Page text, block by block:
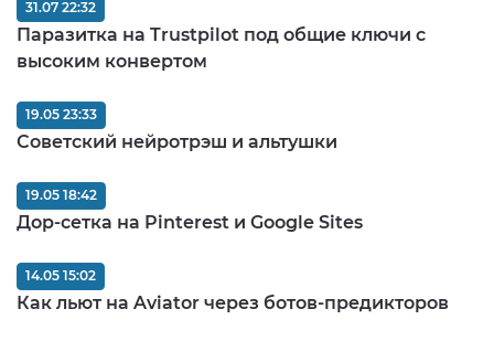
Паразитка на Trustpilot под общие ключи с
высоким конвертом
31.07 22:32
Советский нейротрэш и альтушки
19.05 23:33
Дор-сетка на Pinterest и Google Sites
19.05 18:42
Как льют на Aviator через ботов-предикторов
14.05 15:02